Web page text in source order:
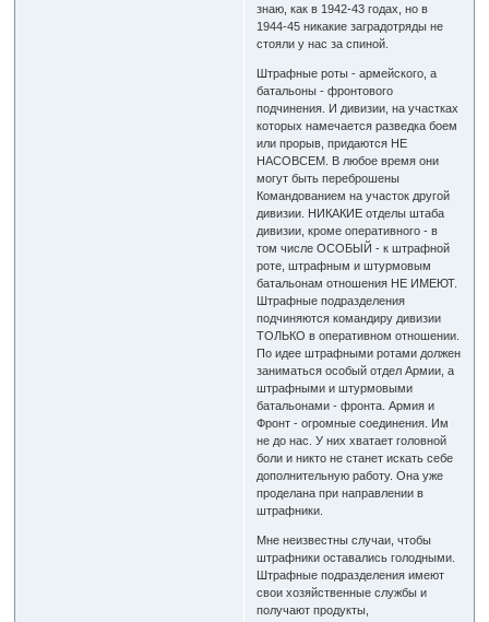
знаю, как в 1942-43 годах, но в
1944-45 никакие заградотряды не
стояли у нас за спиной.
Штрафные роты - армейского, а
батальоны - фронтового
подчинения. И дивизии, на участках
которых намечается разведка боем
или прорыв, придаются НЕ
НАСОВСЕМ. В любое время они
могут быть переброшены
Командованием на участок другой
дивизии. НИКАКИЕ отделы штаба
дивизии, кроме оперативного - в
том числе ОСОБЫЙ - к штрафной
роте, штрафным и штурмовым
батальонам отношения НЕ ИМЕЮТ.
Штрафные подразделения
подчиняются командиру дивизии
ТОЛЬКО в оперативном отношении.
По идее штрафными ротами должен
заниматься особый отдел Армии, а
штрафными и штурмовыми
батальонами - фронта. Армия и
Фронт - огромные соединения. Им
не до нас. У них хватает головной
боли и никто не станет искать себе
дополнительную работу. Она уже
проделана при направлении в
штрафники.
Мне неизвестны случаи, чтобы
штрафники оставались голодными.
Штрафные подразделения имеют
свои хозяйственные службы и
получают продукты,